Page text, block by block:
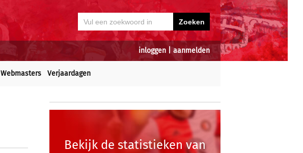
inloggen aanmelden
Webmasters Verjaardagen
Bekijk de statistieken van